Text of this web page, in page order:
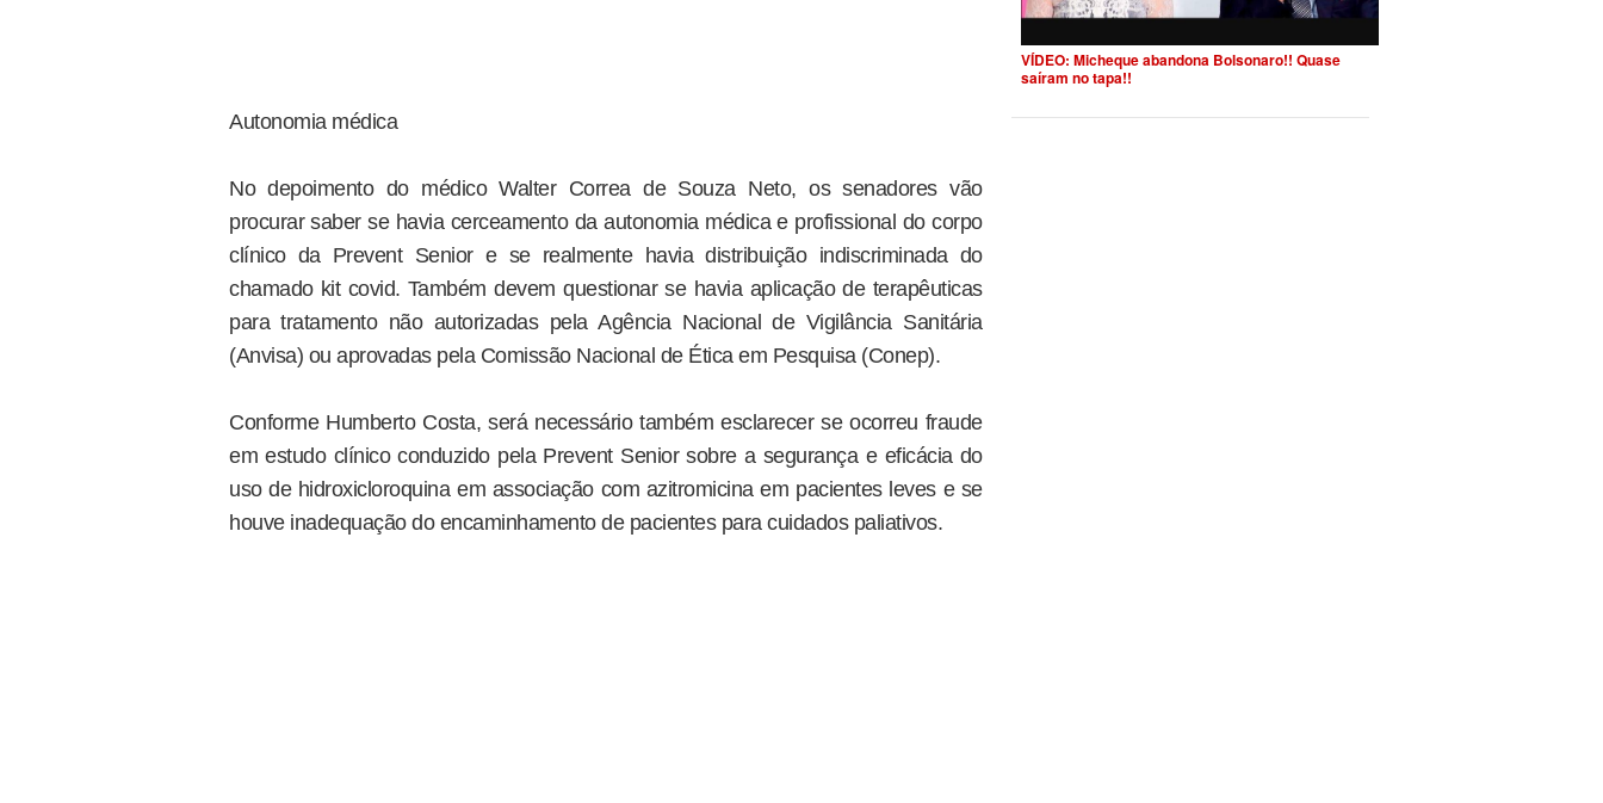
Autonomia médica
No depoimento do médico Walter Correa de Souza Neto, os senadores vão
procurar saber se havia cerceamento da autonomia médica e profissional do corpo
clínico da Prevent Senior e se realmente havia distribuição indiscriminada do
chamado kit covid. Também devem questionar se havia aplicação de terapêuticas
para tratamento não autorizadas pela Agência Nacional de Vigilância Sanitária
(Anvisa) ou aprovadas pela Comissão Nacional de Ética em Pesquisa (Conep).
Conforme Humberto Costa, será necessário também esclarecer se ocorreu fraude
em estudo clínico conduzido pela Prevent Senior sobre a segurança e eficácia do
uso de hidroxicloroquina em associação com azitromicina em pacientes leves e se
houve inadequação do encaminhamento de pacientes para cuidados paliativos.
VÍDEO: Micheque abandona Bolsonaro!! Quase
saíram no tapa!!